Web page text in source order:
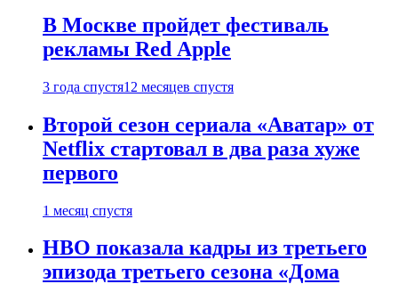
В Москве пройдет фестиваль
рекламы Red Apple
3 года спустя12 месяцев спустя
Второй сезон сериала «Аватар» от
Netflix стартовал в два раза хуже
первого
1 месяц спустя
HBO показала кадры из третьего
эпизода третьего сезона «Дома